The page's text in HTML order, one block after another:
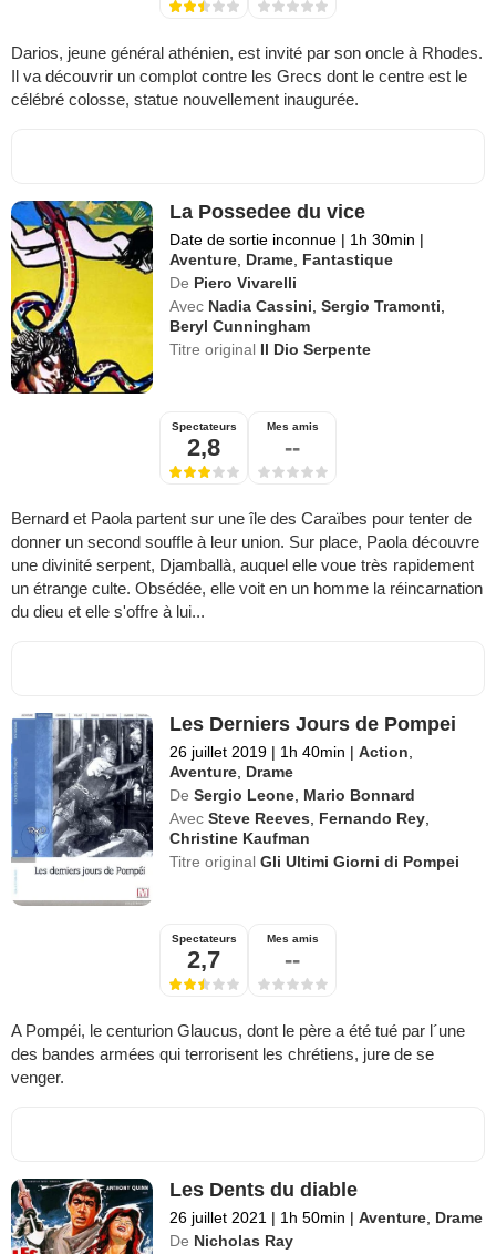
Darios, jeune général athénien, est invité par son oncle à Rhodes.
Il va découvrir un complot contre les Grecs dont le centre est le
célébré colosse, statue nouvellement inaugurée.
La Possedee du vice
Date de sortie inconnue | 1h 30min |
Aventure Drame Fantastique
De Piero Vivarelli
Avec Nadia Cassini ,Sergio Tramonti
Beryl Cunningham
Titre original Il Dio Serpente
Spectateurs
2,8
Mes amis
--
Bernard et Paola partent sur une île des Caraïbes pour tenter de
donner un second souffle à leur union. Sur place, Paola découvre
une divinité serpent, Djamballà, auquel elle voue très rapidement
un étrange culte. Obsédée, elle voit en un homme la réincarnation
du dieu et elle s'offre à lui...
Les Derniers Jours de Pompei
26 juillet 2019 | 1h 40min | Action,
Aventure, Drame
De Sergio Leone, Mario Bonnard
Avec Steve Reeves, Fernando Rey,
Christine Kaufman
Titre originalGli Ultimi Giorni di Pompei
Spectateurs
2,7
Mes amis
--
A Pompéi, le centurion Glaucus, dont le père a été tué par l´une
des bandes armées qui terrorisent les chrétiens, jure de se
venger.
Les Dents du diable
26 juillet 2021 | 1h 50min | Aventure Drame
De Nicholas Ray